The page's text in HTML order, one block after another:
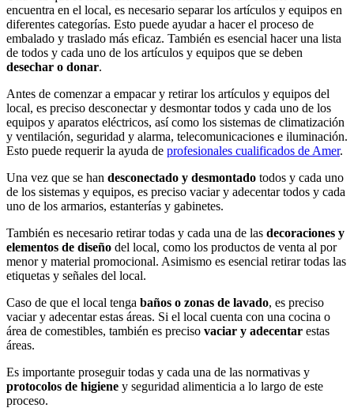
encuentra en el local, es necesario separar los artículos y equipos en
diferentes categorías. Esto puede ayudar a hacer el proceso de
embalado y traslado más eficaz. También es esencial hacer una lista
de todos y cada uno de los artículos y equipos que se deben
desechar o donar.
Antes de comenzar a empacar y retirar los artículos y equipos del
local, es preciso desconectar y desmontar todos y cada uno de los
equipos y aparatos eléctricos, así como los sistemas de climatización
y ventilación, seguridad y alarma, telecomunicaciones e iluminación.
Esto puede requerir la ayuda de profesionales cualificados de Amer.
Una vez que se han desconectado y desmontado todos y cada uno
de los sistemas y equipos, es preciso vaciar y adecentar todos y cada
uno de los armarios, estanterías y gabinetes.
También es necesario retirar todas y cada una de las decoraciones y
elementos de diseño del local, como los productos de venta al por
menor y material promocional. Asimismo es esencial retirar todas las
etiquetas y señales del local.
Caso de que el local tenga baños o zonas de lavado, es preciso
vaciar y adecentar estas áreas. Si el local cuenta con una cocina o
área de comestibles, también es preciso vaciar y adecentar estas
áreas.
Es importante proseguir todas y cada una de las normativas y
protocolos de higiene y seguridad alimenticia a lo largo de este
proceso.